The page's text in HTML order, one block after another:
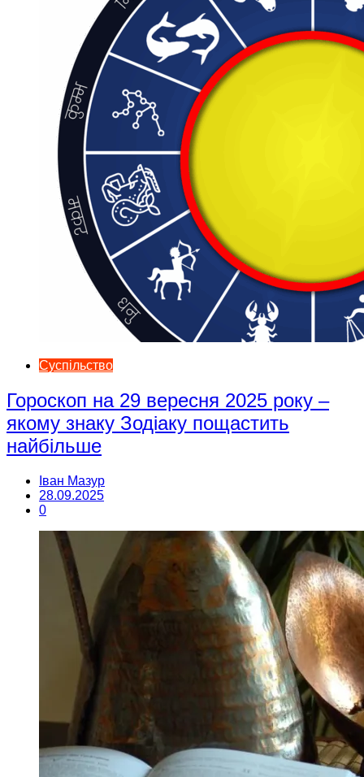
Суспільство
Гороскоп на 29 вересня 2025 року –
якому знаку Зодіаку пощастить
найбільше
Іван Мазур
28.09.2025
0